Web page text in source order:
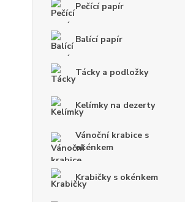
Pečící papír
Balící papír
Tácky a podložky
Kelímky na dezerty
Vánoční krabice s
okénkem
Krabičky s okénkem